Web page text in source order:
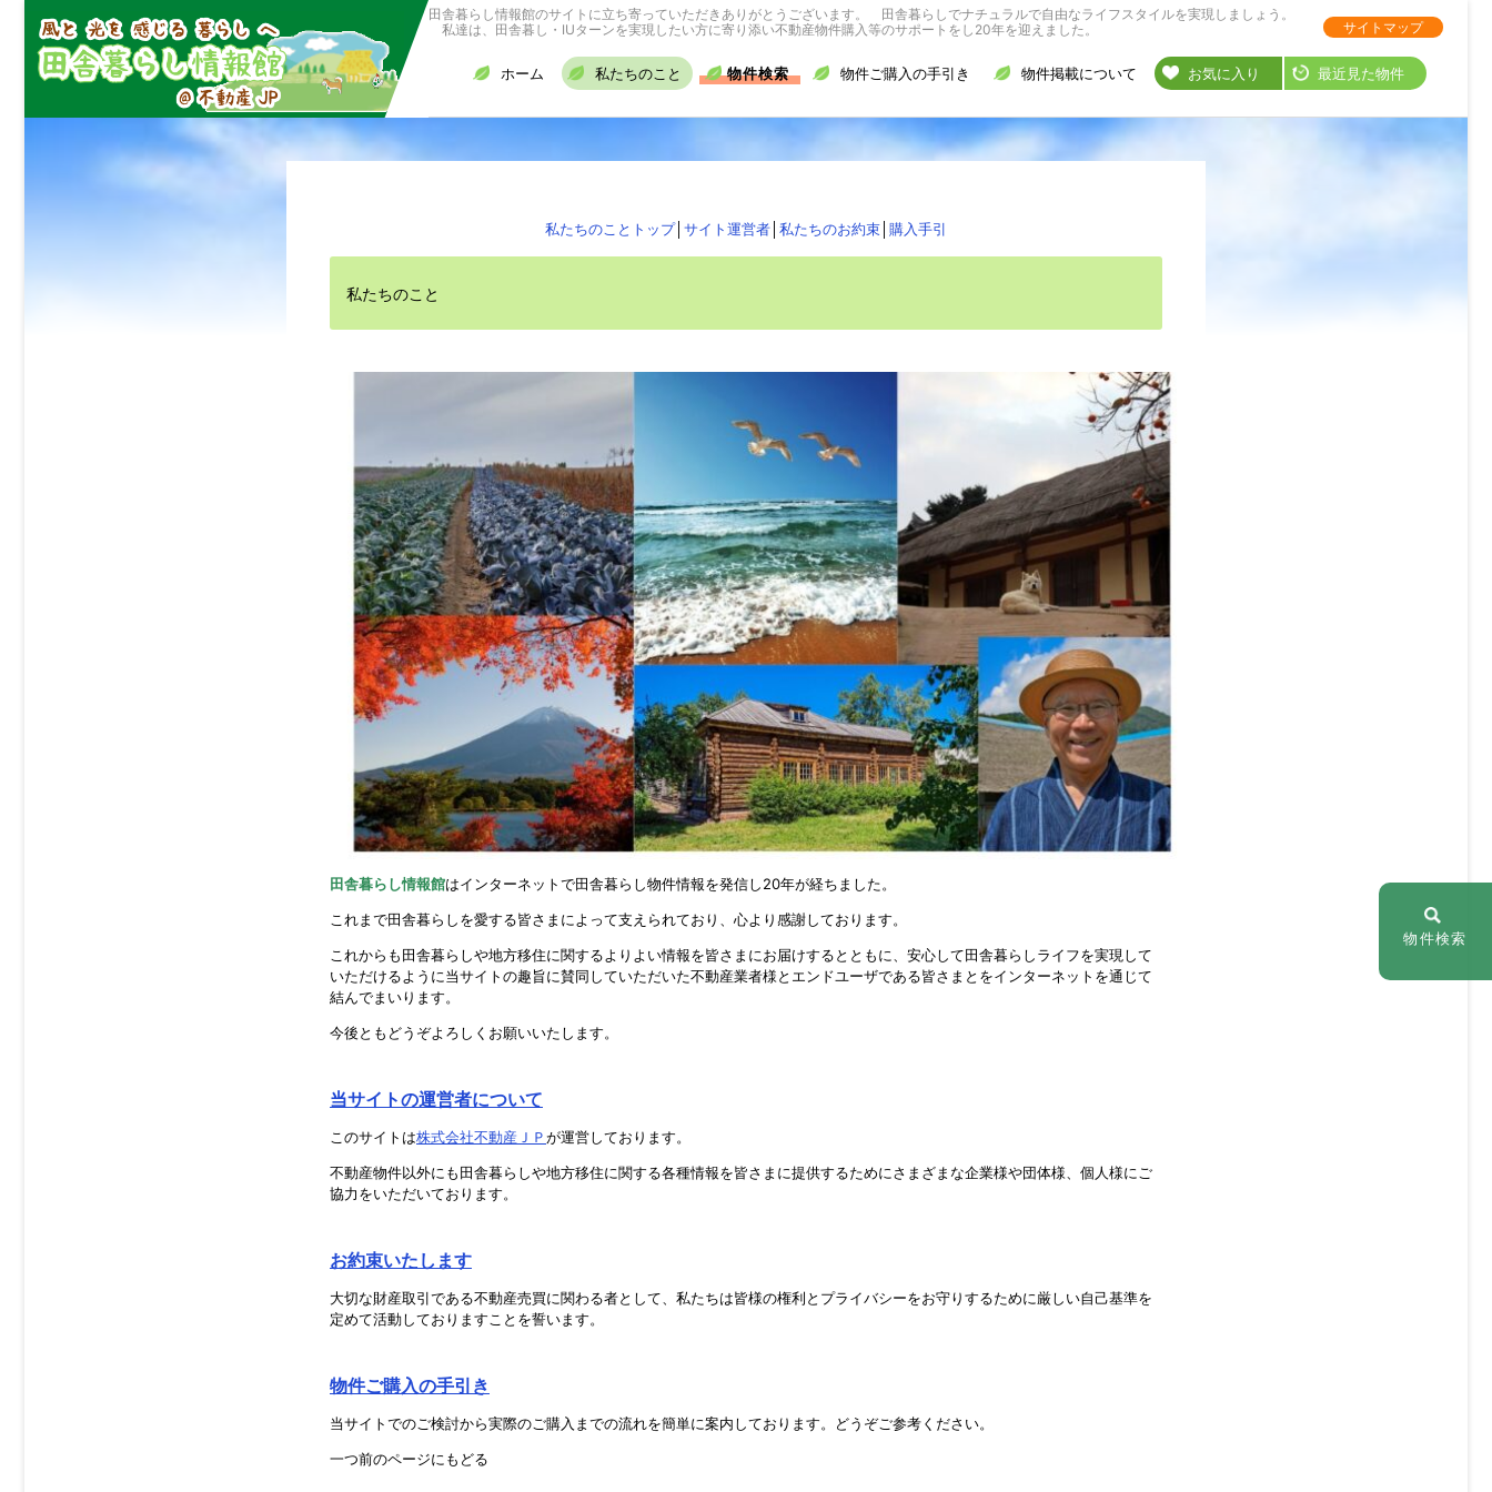
田舎暮らし情報館のサイトに立ち寄っていただきありがとうございます。 田舎暮らしでナチュラルで自由なライフスタイルを実現しましょう。
私達は、田舎暮し・IUターンを実現したい方に寄り添い不動産物件購入等のサポートをし20年を迎えました。
サイトマップ
ホーム 私たちのこと 物件検索 物件ご購入の手引き 物件掲載について お気に入り 最近見た物件
私たちのことトップ│ サイト運営者 私たちのお約束 購入手引
私たちのこと
田舎暮らし情報館はインターネットで田舎暮らし物件情報を発信し20年が経ちました。
これまで田舎暮らしを愛する皆さまによって支えられており、心より感謝しております。
これからも田舎暮らしや地方移住に関するよりよい情報を皆さまにお届けするとともに、安心して田舎暮らしライフを実現して
いただけるように当サイトの趣旨に賛同していただいた不動産業者様とエンドユーザである皆さまとをインターネットを通じて
結んでまいります。
今後ともどうぞよろしくお願いいたします。
当サイトの運営者について
このサイトは株式会社不動産ＪＰが運営しております。
不動産物件以外にも田舎暮らしや地方移住に関する各種情報を皆さまに提供するためにさまざまな企業様や団体様、個人様にご
協力をいただいております。
お約束いたします
大切な財産取引である不動産売買に関わる者として、私たちは皆様の権利とプライバシーをお守りするために厳しい自己基準を
定めて活動しておりますことを誓います。
物件ご購入の手引き
当サイトでのご検討から実際のご購入までの流れを簡単に案内しております。どうぞご参考ください。
一つ前のページにもどる
物件検索